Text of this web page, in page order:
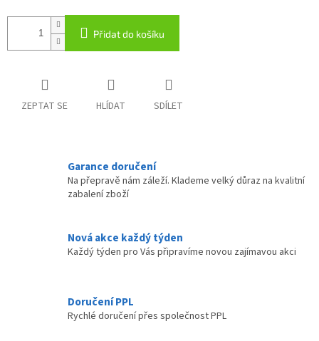
Přidat do košíku
ZEPTAT SE HLÍDAT SDÍLET
Garance doručení
Na přepravě nám záleží. Klademe velký důraz na kvalitní
zabalení zboží
Nová akce každý týden
Každý týden pro Vás připravíme novou zajímavou akci
Doručení PPL
Rychlé doručení přes společnost PPL